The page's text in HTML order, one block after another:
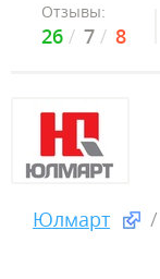
Отзывы:
26 7 8
Юлмарт